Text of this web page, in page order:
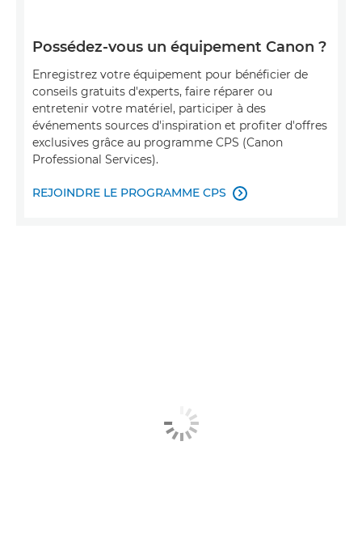
Possédez-vous un équipement Canon ?
Enregistrez votre équipement pour bénéficier de
conseils gratuits d'experts, faire réparer ou
entretenir votre matériel, participer à des
événements sources d'inspiration et profiter d'offres
exclusives grâce au programme CPS (Canon
Professional Services).
REJOINDRE LE PROGRAMME CPS 